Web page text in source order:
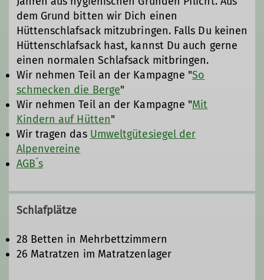
Lösungen.
dem Grund bitten wir Dich einen
Hüttenschlafsack mitzubringen. Falls Du keinen
Hüttenschlafsack hast, kannst Du auch gerne
einen normalen Schlafsack mitbringen.
Wir nehmen Teil an der Kampagne "So
schmecken die Berge"
Wir nehmen Teil an der Kampagne "Mit
Kindern auf Hütten"
Wir tragen das Umweltgütesiegel der
Alpenvereine
AGB´s
Schlafplätze
28 Betten in Mehrbettzimmern
26 Matratzen im Matratzenlager